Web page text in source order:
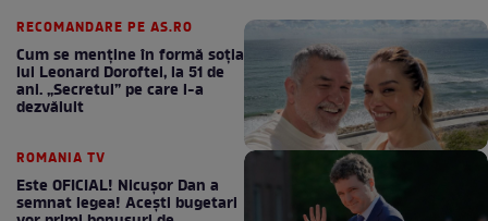
RECOMANDARE PE AS.RO
Cum se menţine în formă soţia
lui Leonard Doroftei, la 51 de
ani. „Secretul” pe care l-a
dezvăluit
ROMANIA TV
Este OFICIAL! Nicușor Dan a
semnat legea! Acești bugetari